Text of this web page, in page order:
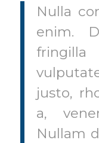
Nulla
enim.
justo,
a,
Nullam